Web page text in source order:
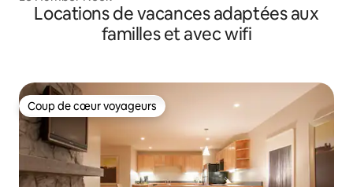
Locations de vacances adaptées aux
familles et avec wifi
Coup de cœur voyageurs
Coup de cœur voyageurs